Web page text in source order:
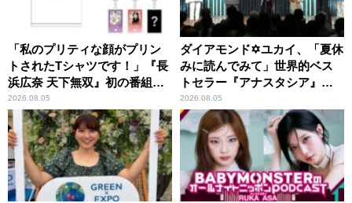
「私のプリティな顔がプリン
トされたTシャツです！」『長
浜広奈 天下無双』初の番組グ
ッズ発売
2026.08.05
ダイアモンド✡ユカイ、「夏休
みに読んでみて」世界的ベス
トセラー『アナスタシア』を
紹介
2026.08.05